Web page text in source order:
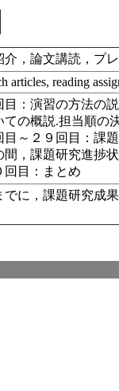
介，論文講読，プ
articles, reading
目：演習の方法の
ての概説.担当順の
目～２９回目：課
間，課題研究進捗
回目：まとめ
でに，課題研究成